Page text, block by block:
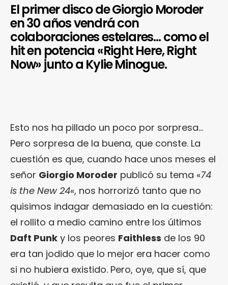
El primer disco de Giorgio Moroder
en 30 años vendrá con
colaboraciones estelares… como el
hit en potencia «Right Here, Right
Now» junto a Kylie Minogue.
Esto nos ha pillado un poco por sorpresa…
Pero sorpresa de la buena, que conste. La
cuestión es que, cuando hace unos meses el
señor Giorgio Moroder publicó su tema «74
is the New 24«, nos horrorizó tanto que no
quisimos indagar demasiado en la cuestión:
el rollito a medio camino entre los últimos
Daft Punk y los peores Faithless de los 90
era tan jodido que lo mejor era hacer como
si no hubiera existido. Pero, oye, que sí, que